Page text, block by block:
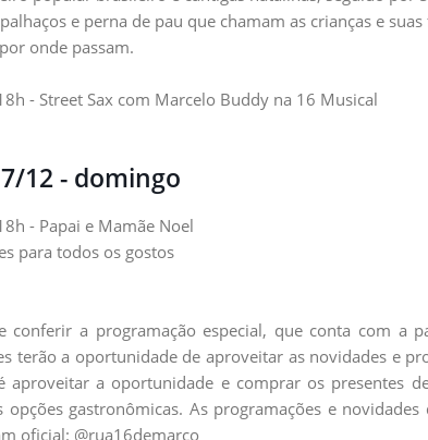
e perna de pau que chamam as crianças e
onde passam.
- Street Sax com Marcelo Buddy na 16 Musical
12 - domingo
- Papai e Mamãe Noel
para todos os gostos
conferir a programação especial, que conta com a
terão a oportunidade de aproveitar as novidades e
aproveitar a oportunidade e comprar os presentes
opções gastronômicas. As programações e
oficial: @rua16demarco